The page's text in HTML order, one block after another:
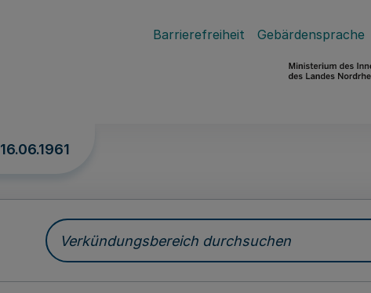
Barrierefreiheit Gebärdensprache
16.06.1961
Verkündungsbereich durchsuchen